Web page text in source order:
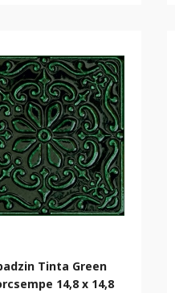
Tinta Green
14,8 x 14,8